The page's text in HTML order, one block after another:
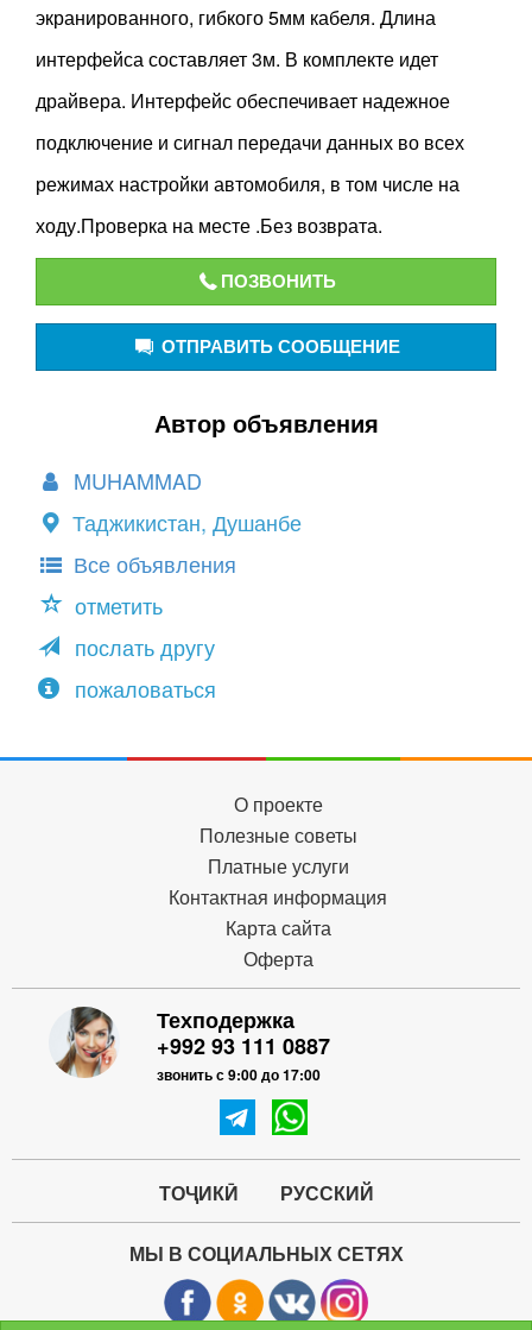
экранированного, гибкого 5мм кабеля. Длина
интерфейса составляет 3м. В комплекте идет
драйвера. Интерфейс обеспечивает надежное
подключение и сигнал передачи данных во всех
режимах настройки автомобиля, в том числе на
ходу.Проверка на месте .Без возврата.
ПОЗВОНИТЬ
ОТПРАВИТЬ СООБЩЕНИЕ
Автор объявления
MUHAMMAD
Таджикистан, Душанбе
Все объявления
отметить
послать другу
пожаловаться
О проекте
Полезные советы
Платные услуги
Контактная информация
Карта сайта
Оферта
Техподержка
+992 93 111 0887
звонить с 9:00 до 17:00
ТОҶИКӢ РУССКИЙ
МЫ В СОЦИАЛЬНЫХ СЕТЯХ